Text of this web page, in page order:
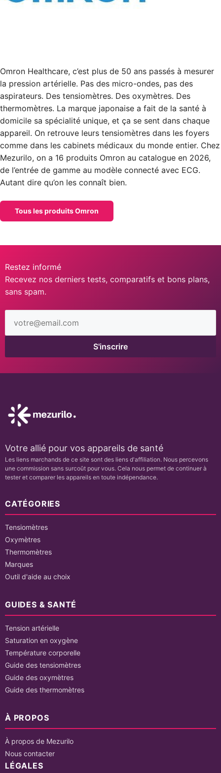
Omron Healthcare, c’est plus de 50 ans passés à mesurer
la pression artérielle. Pas des micro-ondes, pas des
aspirateurs. Des tensiomètres. Des oxymètres. Des
thermomètres. La marque japonaise a fait de la santé à
domicile sa spécialité unique, et ça se sent dans chaque
appareil. On retrouve leurs tensiomètres dans les foyers
comme dans les cabinets médicaux du monde entier. Chez
Mezurilo, on a 16 produits Omron au catalogue en 2026,
de l’entrée de gamme au modèle connecté avec ECG.
Autant dire qu’on les connaît bien.
Tous les produits Omron
33,49 €
Restez informé
Recevez nos derniers tests, comparatifs et bons plans,
sans spam.
email
S'inscrire
Votre allié pour vos appareils de santé
Les liens marchands de ce site sont des liens d'affiliation. Nous percevons
une commission sans surcoût pour vous. Cela nous permet de continuer à
tester et comparer les appareils en toute indépendance.
CATÉGORIES
Tensiomètres
Oxymètres
Thermomètres
Marques
Outil d'aide au choix
GUIDES & SANTÉ
Tension artérielle
Saturation en oxygène
Température corporelle
Guide des tensiomètres
Guide des oxymètres
Guide des thermomètres
À PROPOS
À propos de Mezurilo
Nous contacter
LÉGALES